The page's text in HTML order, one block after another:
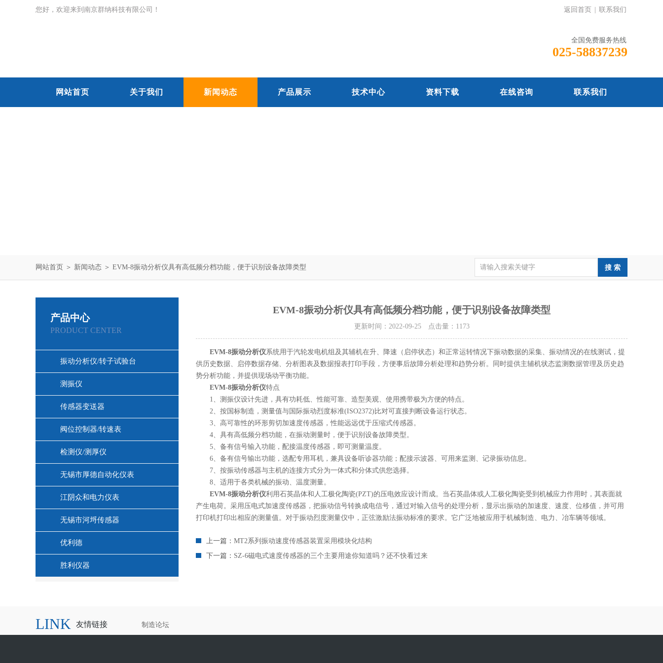
您好，欢迎来到南京群纳科技有限公司！ 返回首页 联系我们
全国免费服务热线
025-58837239
网站首页 关于我们 新闻动态 产品展示 技术中心 资料下载 在线咨询 联系我们
网站首页 ＞ 新闻动态 ＞ EVM-8振动分析仪具有高低频分档功能，便于识别设备故障类型
产品中心
PRODUCT CENTER
振动分析仪/转子试验台
测振仪
传感器变送器
阀位控制器/转速表
检测仪/测厚仪
无锡市厚德自动化仪表
江阴众和电力仪表
无锡市河埒传感器
优利德
胜利仪器
EVM-8振动分析仪具有高低频分档功能，便于识别设备故障类型
更新时间：2022-09-25 点击量： 1173
EVM-8振动分析仪系统用于汽轮发电机组及其辅机在升、降速（启停状态）和正常运转情况下振动数据的采集、振动情况的在线测试，提
供历史数据、启停数据存储、分析图表及数据报表打印手段，方便事后故障分析处理和趋势分析。同时提供主辅机状态监测数据管理及历史趋
势分析功能，并提供现场动平衡功能。
EVM-8振动分析仪特点
1、测振仪设计先进，具有功耗低、性能可靠、造型美观、使用携带极为方便的特点。
2、按国标制造，测量值与国际振动烈度标准(ISO2372)比对可直接判断设备运行状态。
3、高可靠性的环形剪切加速度传感器，性能远远优于压缩式传感器。
4、具有高低频分档功能，在振动测量时，便于识别设备故障类型。
5、备有信号输入功能，配接温度传感器，即可测量温度。
6、备有信号输出功能，选配专用耳机，兼具设备听诊器功能；配接示波器、可用来监测、记录振动信息。
7、按振动传感器与主机的连接方式分为一体式和分体式供您选择。
8、适用于各类机械的振动、温度测量。
EVM-8振动分析仪利用石英晶体和人工极化陶瓷(PZT)的压电效应设计而成。当石英晶体或人工极化陶瓷受到机械应力作用时，其表面就
产生电荷。采用压电式加速度传感器，把振动信号转换成电信号，通过对输入信号的处理分析，显示出振动的加速度、速度、位移值，并可用
打印机打印出相应的测量值。对于振动烈度测量仪中，正弦激励法振动标准的要求。它广泛地被应用于机械制造、电力、冶车辆等领域。
上一篇： MT2系列振动速度传感器装置采用模块化结构
下一篇： SZ-6磁电式速度传感器的三个主要用途你知道吗？还不快看过来
LINK 友情链接 制造论坛